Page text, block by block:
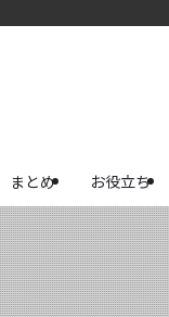
まとめ お役立ち